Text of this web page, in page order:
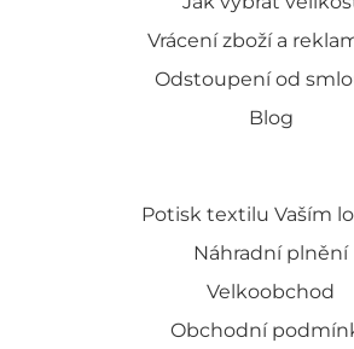
Vrácení zboží a
Odstoupení od
Blog
Potisk textilu Vaším
Náhradní plnění
Velkoobchod
Obchodní